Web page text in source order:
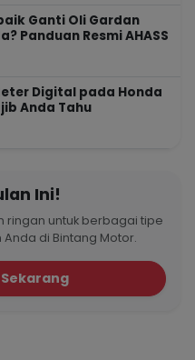
Ganti Oli Gardan
Panduan Resmi AHASS
Digital pada Honda
Anda Tahu
Ini!
ringan untuk berbagai tipe
di Bintang Motor.